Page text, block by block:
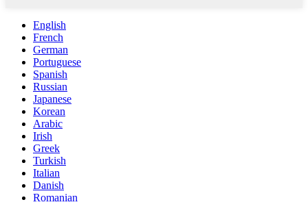
English
French
German
Portuguese
Spanish
Russian
Japanese
Korean
Arabic
Irish
Greek
Turkish
Italian
Danish
Romanian